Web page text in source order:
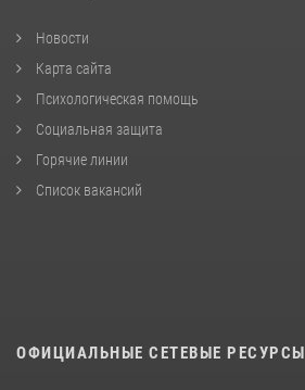
Новости
Карта сайта
Психологическая помощь
Социальная защита
Горячие линии
Список вакансий
ОФИЦИАЛЬНЫЕ СЕТЕВЫЕ РЕСУРСЫ